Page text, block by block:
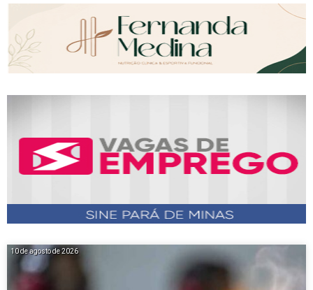
10 de agosto de 2026